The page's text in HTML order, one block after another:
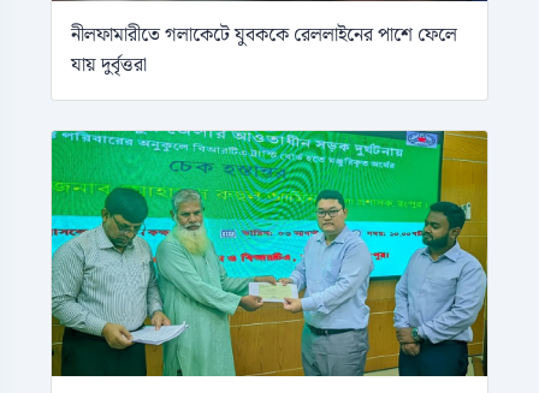
নীলফামারীতে গলাকেটে যুবককে রেললাইনের পাশে ফেলে
যায় দুর্বৃত্তরা